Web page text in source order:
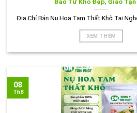
Địa Chỉ Bán Nụ Hoa Tam Thất Khô Tại
XEM THÊM
08
Th8